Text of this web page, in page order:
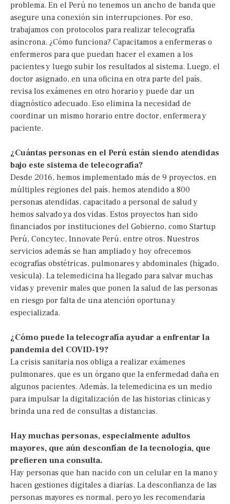
problema. En el Perú no tenemos un ancho de banda que
asegure una conexión sin interrupciones. Por eso,
trabajamos con protocolos para realizar telecografía
asíncrona. ¿Cómo funciona? Capacitamos a enfermeras o
enfermeros para que puedan hacer el examen a los
pacientes y luego subir los resultados al sistema. Luego, el
doctor asignado, en una oficina en otra parte del país,
revisa los exámenes en otro horario y puede dar un
diagnóstico adecuado. Eso elimina la necesidad de
coordinar un mismo horario entre doctor, enfermera y
paciente.
¿Cuántas personas en el Perú están siendo atendidas
bajo este sistema de telecografía?
Desde 2016, hemos implementado más de 9 proyectos, en
múltiples regiones del país, hemos atendido a 800
personas atendidas, capacitado a personal de salud y
hemos salvado ya dos vidas. Estos proyectos han sido
financiados por instituciones del Gobierno, como Startup
Perú, Concytec, Innovate Perú, entre otros. Nuestros
servicios además se han ampliado y hoy ofrecemos
ecografías obstétricas, pulmonares y abdominales (hígado,
vesícula). La telemedicina ha llegado para salvar muchas
vidas y prevenir males que ponen la salud de las personas
en riesgo por falta de una atención oportuna y
especializada.
¿Cómo puede la telecografía ayudar a enfrentar la
pandemia del COVID-19?
La crisis sanitaria nos obliga a realizar exámenes
pulmonares, que es un órgano que la enfermedad daña en
algunos pacientes. Además, la telemedicina es un medio
para impulsar la digitalización de las historias clínicas y
brinda una red de consultas a distancias.
Hay muchas personas, especialmente adultos
mayores, que aún desconfían de la tecnología, que
prefieren una consulta.
Hay personas que han nacido con un celular en la mano y
hacen gestiones digitales a diarias. La desconfianza de las
personas mayores es normal, pero yo les recomendaría